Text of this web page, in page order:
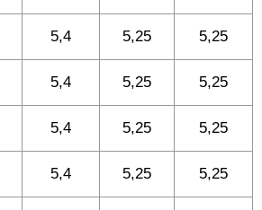
5,4 5,25 5,25
5,4 5,25 5,25
5,4 5,25 5,25
5,4 5,25 5,25